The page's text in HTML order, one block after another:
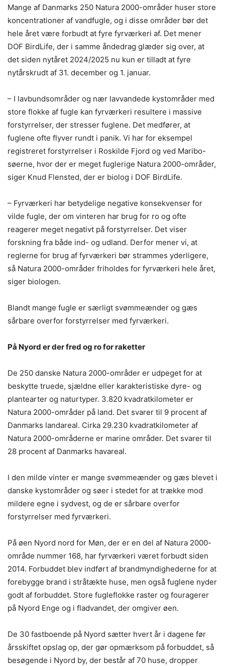
Mange af Danmarks 250 Natura 2000-områder huser store
koncentrationer af vandfugle, og i disse områder bør det
hele året være forbudt at fyre fyrværkeri af. Det mener
DOF BirdLife, der i samme åndedrag glæder sig over, at
det siden nytåret 2024/2025 nu kun er tilladt at fyre
nytårskrudt af 31. december og 1. januar.
– I lavbundsområder og nær lavvandede kystområder med
store flokke af fugle kan fyrværkeri resultere i massive
forstyrrelser, der stresser fuglene. Det medfører, at
fuglene ofte flyver rundt i panik. Vi har for eksempel
registreret forstyrrelser i Roskilde Fjord og ved Maribo-
søerne, hvor der er meget fuglerige Natura 2000-områder,
siger Knud Flensted, der er biolog i DOF BirdLife.
– Fyrværkeri har betydelige negative konsekvenser for
vilde fugle, der om vinteren har brug for ro og ofte
reagerer meget negativt på forstyrrelser. Det viser
forskning fra både ind- og udland. Derfor mener vi, at
reglerne for brug af fyrværkeri bør strammes yderligere,
så Natura 2000-områder friholdes for fyrværkeri hele året,
siger biologen.
Blandt mange fugle er særligt svømmeænder og gæs
sårbare overfor forstyrrelser med fyrværkeri.
På Nyord er der fred og ro for raketter
De 250 danske Natura 2000-områder er udpeget for at
beskytte truede, sjældne eller karakteristiske dyre- og
plantearter og naturtyper. 3.820 kvadratkilometer er
Natura 2000-områder på land. Det svarer til 9 procent af
Danmarks landareal. Cirka 29.230 kvadratkilometer af
Natura 2000-områderne er marine områder. Det svarer til
28 procent af Danmarks havareal.
I den milde vinter er mange svømmeænder og gæs blevet i
danske kystområder og søer i stedet for at trække mod
mildere egne i sydvest, og de er sårbare overfor
forstyrrelser med fyrværkeri.
På øen Nyord nord for Møn, der er en del af Natura 2000-
område nummer 168, har fyrværkeri været forbudt siden
2014. Forbuddet blev indført af brandmyndighederne for at
forebygge brand i stråtækte huse, men også fuglene nyder
godt af forbuddet. Store fugleflokke raster og fouragerer
på Nyord Enge og i fladvandet, der omgiver øen.
De 30 fastboende på Nyord sætter hvert år i dagene før
årsskiftet opslag op, der gør opmærksom på forbuddet, så
besøgende i Nyord by, der består af 70 huse, dropper